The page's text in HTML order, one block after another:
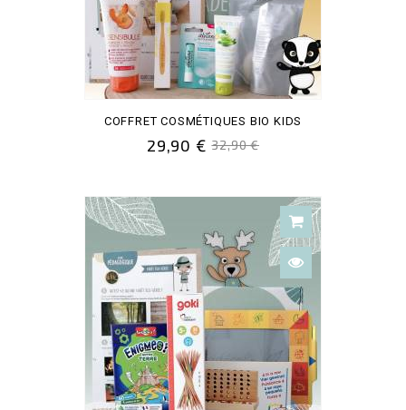
COFFRET COSMÉTIQUES BIO KIDS
29,90 € 32,90 €